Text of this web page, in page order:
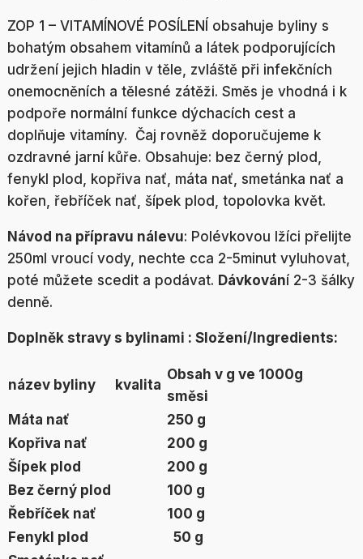
ZOP 1 – VITAMÍNOVÉ POSÍLENÍ obsahuje byliny s
bohatým obsahem vitamínů a látek podporujících
udržení jejich hladin v těle, zvláště při infekčních
onemocněních a tělesné zátěži. Směs je vhodná i k
podpoře normální funkce dýchacích cest a
doplňuje vitamíny. Čaj rovněž doporučujeme k
ozdravné jarní kůře. Obsahuje: bez černý plod,
fenykl plod, kopřiva nať, máta nať, smetánka nať a
kořen, řebříček nať, šípek plod, topolovka květ.
Návod na přípravu nálevu: Polévkovou lžíci přelijte
250ml vroucí vody, nechte cca 2-5minut vyluhovat,
poté můžete scedit a podávat. Dávkování 2-3 šálky
denně.
Doplněk stravy s bylinami : Složení/Ingredients:
název byliny kvalita
Obsah v g ve 1000g
směsi
Máta nať
250 g
Kopřiva nať
200 g
Šípek plod
200 g
Bez černý plod
100 g
Řebříček nať
100 g
Fenykl plod
50 g